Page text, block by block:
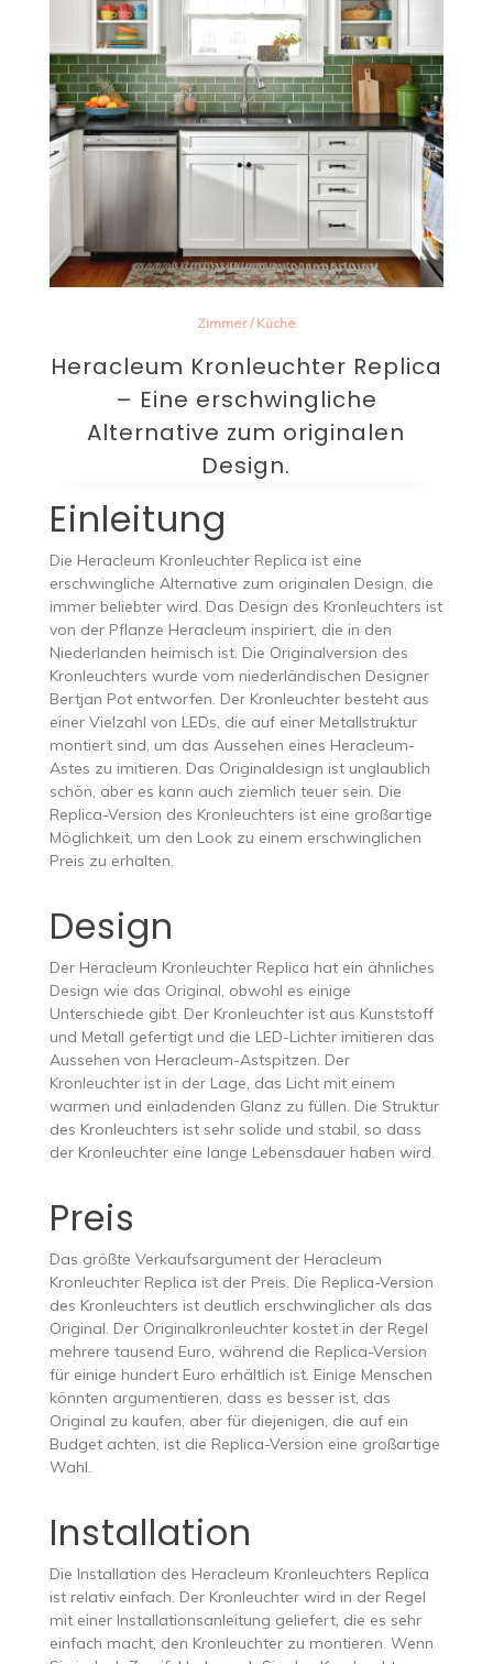
Zimmer/ Küche
Heracleum Kronleuchter Replica
– Eine erschwingliche
Alternative zum originalen
Design.
Einleitung
Die Heracleum Kronleuchter Replica ist eine
erschwingliche Alternative zum originalen Design, die
immer beliebter wird. Das Design des Kronleuchters ist
von der Pflanze Heracleum inspiriert, die in den
Niederlanden heimisch ist. Die Originalversion des
Kronleuchters wurde vom niederländischen Designer
Bertjan Pot entworfen. Der Kronleuchter besteht aus
einer Vielzahl von LEDs, die auf einer Metallstruktur
montiert sind, um das Aussehen eines Heracleum-
Astes zu imitieren. Das Originaldesign ist unglaublich
schön, aber es kann auch ziemlich teuer sein. Die
Replica-Version des Kronleuchters ist eine großartige
Möglichkeit, um den Look zu einem erschwinglichen
Preis zu erhalten.
Design
Der Heracleum Kronleuchter Replica hat ein ähnliches
Design wie das Original, obwohl es einige
Unterschiede gibt. Der Kronleuchter ist aus Kunststoff
und Metall gefertigt und die LED-Lichter imitieren das
Aussehen von Heracleum-Astspitzen. Der
Kronleuchter ist in der Lage, das Licht mit einem
warmen und einladenden Glanz zu füllen. Die Struktur
des Kronleuchters ist sehr solide und stabil, so dass
der Kronleuchter eine lange Lebensdauer haben wird.
Preis
Das größte Verkaufsargument der Heracleum
Kronleuchter Replica ist der Preis. Die Replica-Version
des Kronleuchters ist deutlich erschwinglicher als das
Original. Der Originalkronleuchter kostet in der Regel
mehrere tausend Euro, während die Replica-Version
für einige hundert Euro erhältlich ist. Einige Menschen
könnten argumentieren, dass es besser ist, das
Original zu kaufen, aber für diejenigen, die auf ein
Budget achten, ist die Replica-Version eine großartige
Wahl.
Installation
Die Installation des Heracleum Kronleuchters Replica
ist relativ einfach. Der Kronleuchter wird in der Regel
mit einer Installationsanleitung geliefert, die es sehr
einfach macht, den Kronleuchter zu montieren. Wenn